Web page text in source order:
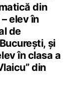
din
elev în
de
și
în clasa a
din